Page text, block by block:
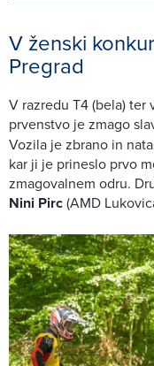
V ženski
Pregrad
V razredu T4 (bela)
prvenstvo je zmago
Vozila je zbrano in
kar ji je prineslo prvo
zmagovalnem odru.
Nini Pirc(AMD